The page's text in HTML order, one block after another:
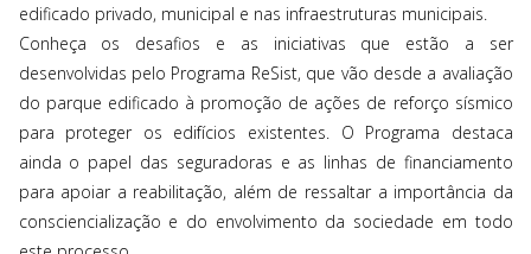
edificado privado, municipal e nas infraestruturas municipais.
Conheça os desafios e as iniciativas que estão a ser
desenvolvidas pelo Programa ReSist, que vão desde a avaliação
do parque edificado à promoção de ações de reforço sísmico
para proteger os edifícios existentes. O Programa destaca
ainda o papel das seguradoras e as linhas de financiamento
para apoiar a reabilitação, além de ressaltar a importância da
consciencialização e do envolvimento da sociedade em todo